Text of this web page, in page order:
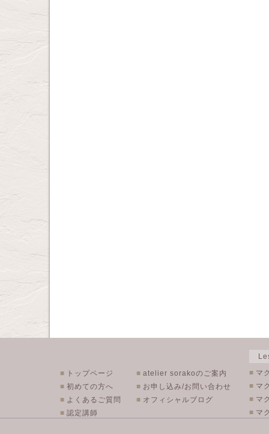
■ トップページ
■ 初めての方へ
■ よくあるご質問
■ 認定講師
■ atelier sorakoのご案内
■ お申し込み/お問い合わせ
■ オフィシャルブログ
■ マ
■ マ
■ マ
■ マ